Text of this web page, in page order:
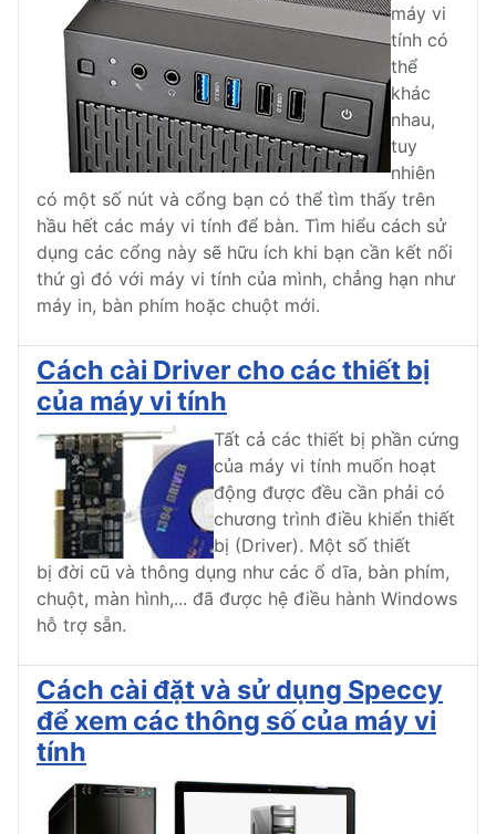
máy vi
tính có
thể
khác
nhau,
tuy
nhiên
có một số nút và cổng bạn có thể tìm thấy trên
hầu hết các máy vi tính để bàn. Tìm hiểu cách sử
dụng các cổng này sẽ hữu ích khi bạn cần kết nối
thứ gì đó với máy vi tính của mình, chẳng hạn như
máy in, bàn phím hoặc chuột mới.
Cách cài Driver cho các thiết bị
của máy vi tính
Tất cả các thiết bị phần cứng
của máy vi tính muốn hoạt
động được đều cần phải có
chương trình điều khiển thiết
bị (Driver). Một số thiết
bị đời cũ và thông dụng như các ổ dĩa, bàn phím,
chuột, màn hình,... đã được hệ điều hành Windows
hỗ trợ sẵn.
Cách cài đặt và sử dụng Speccy
để xem các thông số của máy vi
tính